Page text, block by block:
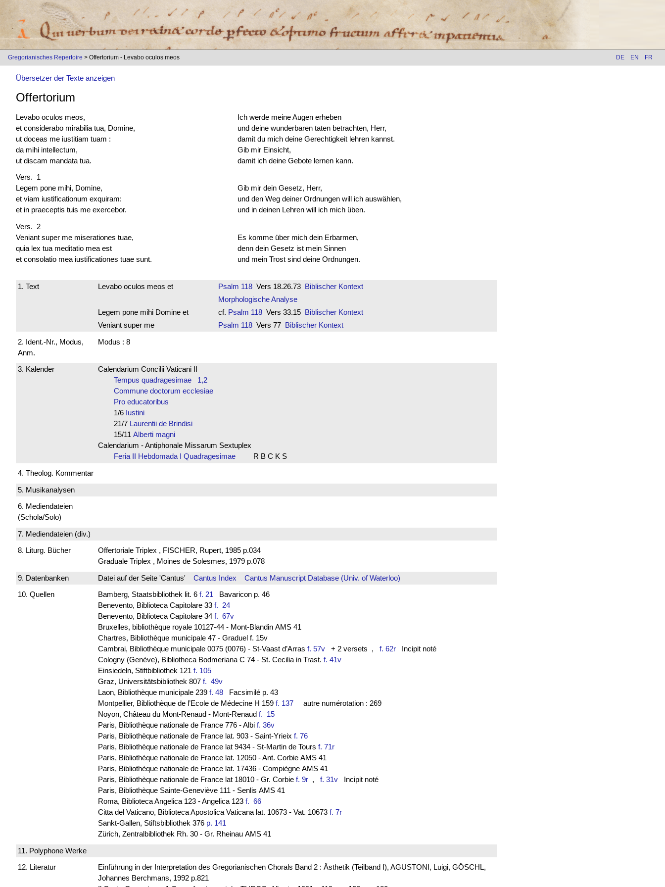
Gregorianisches Repertoire > Offertorium - Levabo oculos meos DE EN FR
Übersetzer der Texte anzeigen
Offertorium
Levabo oculos meos,
et considerabo mirabilia tua, Domine,
ut doceas me iustitiam tuam :
da mihi intellectum,
ut discam mandata tua.
Ich werde meine Augen erheben
und deine wunderbaren taten betrachten, Herr,
damit du mich deine Gerechtigkeit lehren kannst.
Gib mir Einsicht,
damit ich deine Gebote lernen kann.
Vers. 1
Legem pone mihi, Domine,
et viam iustificationum exquiram:
et in praeceptis tuis me exercebor.
Gib mir dein Gesetz, Herr,
und den Weg deiner Ordnungen will ich auswählen,
und in deinen Lehren will ich mich üben.
Vers. 2
Veniant super me miserationes tuae,
quia lex tua meditatio mea est
et consolatio mea iustificationes tuae sunt.
Es komme über mich dein Erbarmen,
denn dein Gesetz ist mein Sinnen
und mein Trost sind deine Ordnungen.
1. Text Levabo oculos meos et Psalm 118Vers 18.26.73 Biblischer Kontext
Morphologische Analyse
Legem pone mihi Domine et
cf. Psalm 118Vers 33.15 Biblischer Kontext
Veniant super me
Psalm 118Vers 77 Biblischer Kontext
2. Ident.-Nr., Modus,
Anm.
Modus : 8
3. Kalender
Calendarium Concilii Vaticani II
Tempus quadragesimae 1,2
Commune doctorum ecclesiae
Pro educatoribus
1/6 Iustini
21/7 Laurentii de Brindisi
15/11 Alberti magni
Calendarium - Antiphonale Missarum Sextuplex
Feria II Hebdomada I Quadragesimae
R B C K S
4. Theolog. Kommentar
5. Musikanalysen
6. Mediendateien
(Schola/Solo)
7. Mediendateien (div.)
8. Liturg. Bücher
Offertoriale Triplex , FISCHER, Rupert, 1985 p.034
Graduale Triplex , Moines de Solesmes, 1979 p.078
9. Datenbanken
Datei auf der Seite 'Cantus' Cantus Index
Cantus Manuscript Database (Univ. of Waterloo)
10. Quellen
Bamberg, Staatsbibliothek lit. 6 f. 21 Bavaricon p. 46
Benevento, Biblioteca Capitolare 33 f. 24
Benevento, Biblioteca Capitolare 34 f. 67v
Bruxelles, bibliothèque royale 10127-44 - Mont-Blandin AMS 41
Chartres, Bibliothèque municipale 47 - Graduel f. 15v
Cambrai, Bibliothèque municipale 0075 (0076) - St-Vaast d’Arras f. 57v+ 2 versets , f. 62rIncipit noté
Cologny (Genève), Bibliotheca Bodmeriana C 74 - St. Cecilia in Trast. f. 41v
Einsiedeln, Stiftbibliothek 121 f. 105
Graz, Universitätsbibliothek 807 f. 49v
Laon, Bibliothèque municipale 239 f. 48Facsimilé p. 43
Montpellier, Bibliothèque de l’Ecole de Médecine H 159 f. 137autre numérotation : 269
Noyon, Château du Mont-Renaud - Mont-Renaud f. 15
Paris, Bibliothèque nationale de France 776 - Albi f. 36v
Paris, Bibliothèque nationale de France lat. 903 - Saint-Yrieix f. 76
Paris, Bibliothèque nationale de France lat 9434 - St-Martin de Tours f. 71r
Paris, Bibliothèque nationale de France lat. 12050 - Ant. Corbie AMS 41
Paris, Bibliothèque nationale de France lat. 17436 - Compiègne AMS 41
Paris, Bibliothèque nationale de France lat 18010 - Gr. Corbie f. 9r, f. 31vIncipit noté
Paris, Bibliothèque Sainte-Geneviève 111 - Senlis AMS 41
Roma, Biblioteca Angelica 123 - Angelica 123 f. 66
Citta del Vaticano, Biblioteca Apostolica Vaticana lat. 10673 - Vat. 10673 f. 7r
Sankt-Gallen, Stiftsbibliothek 376 p. 141
Zürich, Zentralbibliothek Rh. 30 - Gr. Rheinau AMS 41
11. Polyphone Werke
12. Literatur
Einführung in der Interpretation des Gregorianischen Chorals Band 2 : Ästhetik (Teilband I), AGUSTONI, Luigi, GÖSCHL,
Johannes Berchmans, 1992 p.821